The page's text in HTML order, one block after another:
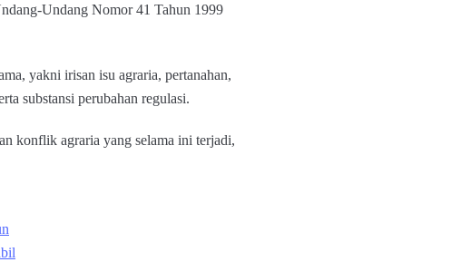
Undang Nomor 41 Tahun 1999
yakni irisan isu agraria, pertanahan,
substansi perubahan regulasi.
konflik agraria yang selama ini terjadi,